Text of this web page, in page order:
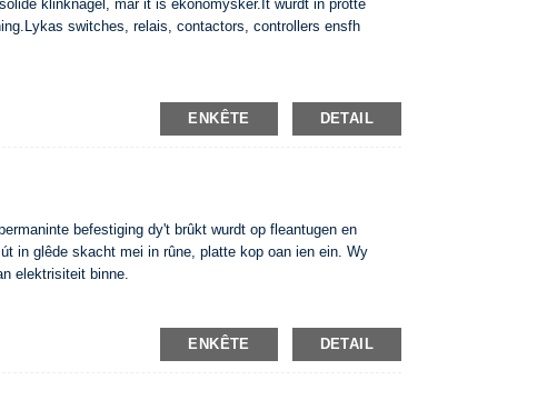
klinknagel, mar it is ekonomysker.It wurdt in protte
switches, relais, contactors, controllers ensfh
ENKÊTE DETAIL
befestiging dy't brûkt wurdt op fleantugen en
in glêde skacht mei in rûne, platte kop oan ien ein. Wy
elektrisiteit binne.
ENKÊTE DETAIL